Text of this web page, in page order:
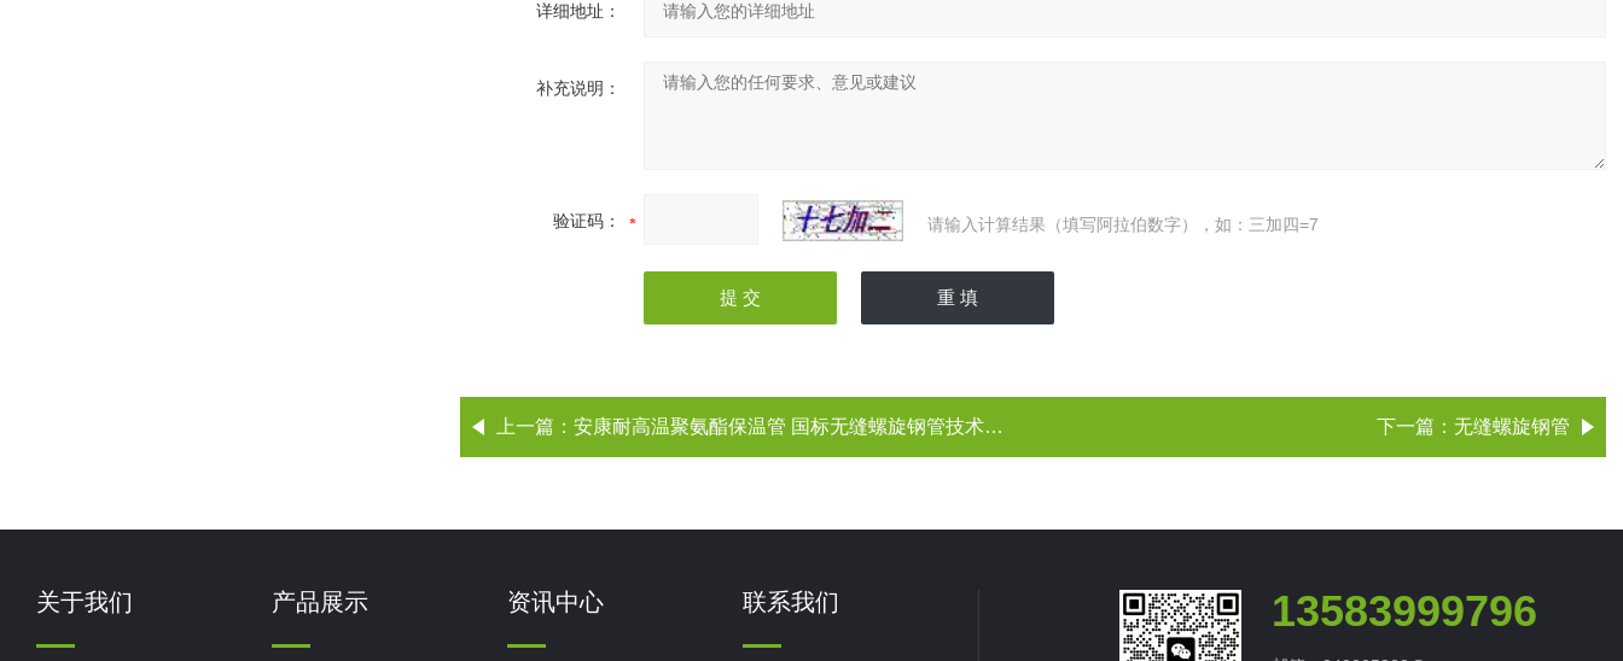
详细地址：
补充说明：
验证码： 请输入计算结果（填写阿拉伯数字），如：三加四=7
上一篇： 安康耐高温聚氨酯保温管 国标无缝螺旋钢管技术参数|规格型号 下一篇： 无缝螺旋钢管
关于我们 产品展示 资讯中心 联系我们 13583999796